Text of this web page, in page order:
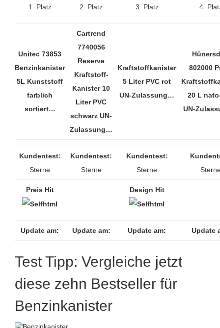
1. Platz 2. Platz 3. Platz 4.
Unitec 73853
Benzinkanister
5L Kunststoff
farblich
sortiert…
Cartrend
7740056
Reserve
Kraftstoff-
Kanister 10
Liter PVC
schwarz UN-
Zulassung…
Kraftstoffkanister
5 Liter PVC rot
UN-Zulassung…
802000
20 L
UN-
Kundentest:
Sterne
Kundentest:
Sterne
Kundentest:
Sterne
Preis Hit Design Hit
Update am: Update am: Update am: Update
Test Tipp: Vergleiche jetzt
diese zehn Bestseller für
Benzinkanister